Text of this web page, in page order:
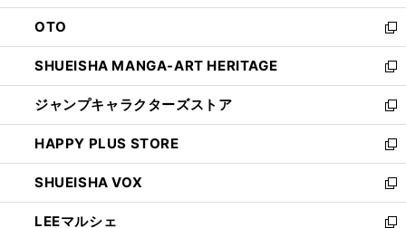
ウ
で
開
く
ン
ド
ウ
で
開
く
OTO
新
し
い
ウ
ィ
ン
ド
ウ
で
開
く
SHUEISHA MANGA-ART HERITAGE
新
し
い
ウ
ィ
ン
ド
ウ
で
ジャンプキャラクターズストア
新
し
い
ウ
ィ
ン
ド
HAPPY PLUS STORE
新
し
い
ウ
ィ
SHUEISHA VOX
新
し
い
LEEマルシェ